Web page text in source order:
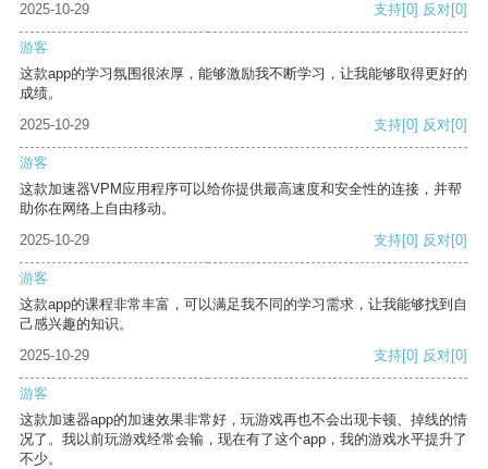
2025-10-29 支持[0] 反对[0]
游客
这款app的学习氛围很浓厚，能够激励我不断学习，让我能够取得更好的
成绩。
2025-10-29
支持[0] 反对[0]
游客
这款加速器VPM应用程序可以给你提供最高速度和安全性的连接，并帮
助你在网络上自由移动。
2025-10-29
支持[0] 反对[0]
游客
这款app的课程非常丰富，可以满足我不同的学习需求，让我能够找到自
己感兴趣的知识。
2025-10-29
支持[0] 反对[0]
游客
这款加速器app的加速效果非常好，玩游戏再也不会出现卡顿、掉线的情
况了。我以前玩游戏经常会输，现在有了这个app，我的游戏水平提升了
不少。